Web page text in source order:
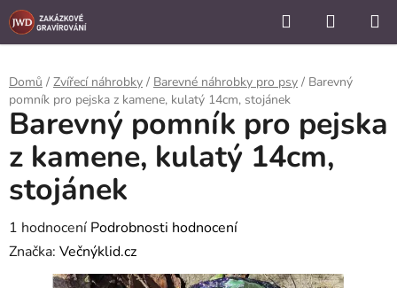
```
Přejít
na
Hledat
KOŠÍK
Domů / Zvířecí náhrobky / Barevné náhrobky pro psy / Barevný
pomník pro pejska z kamene, kulatý 14cm, stojánek
Barevný pomník pro pejska
z kamene, kulatý 14cm,
stojánek
Průměrné
hodnocení
produktu
1 hodnocení Podrobnosti hodnocení
Značka: Večnýklid.cz